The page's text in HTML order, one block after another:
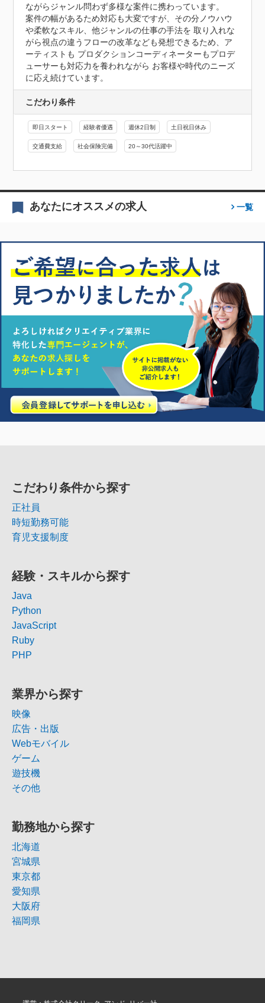
ながらジャンル問わず多様な案件に携わっています。
案件の幅があるため対応も大変ですが、その分ノウハウ
や柔軟なスキル、他ジャンルの仕事の手法を 取り入れな
がら視点の違うフローの改革なども発想できるため、ア
ーティストも プロダクションコーディネーターもプロデ
ューサーも対応力を養われながら お客様や時代のニーズ
に応え続けています。
こだわり条件
即日スタート 経験者優遇 週休2日制 土日祝日休み
交通費支給 社会保険完備 20～30代活躍中
あなたにオススメの求人 一覧
こだわり条件から探す
正社員
時短勤務可能
育児支援制度
経験・スキルから探す
Java
Python
JavaScript
Ruby
PHP
業界から探す
映像
広告・出版
Webモバイル
ゲーム
遊技機
その他
勤務地から探す
北海道
宮城県
東京都
愛知県
大阪府
福岡県